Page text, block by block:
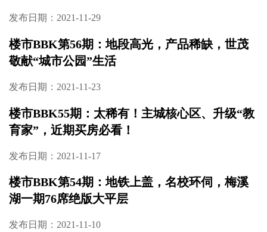
发布日期：2021-11-29
楼市BBK第56期：地段高光，产品稀缺，世茂
敬献“城市公园”生活
发布日期：2021-11-23
楼市BBK55期：太稀有！主城核心区、升级“教
育家”，近期买房必看！
发布日期：2021-11-17
楼市BBK第54期：地铁上盖，名校环伺，梅溪
湖一期76席绝版大平层
发布日期：2021-11-10